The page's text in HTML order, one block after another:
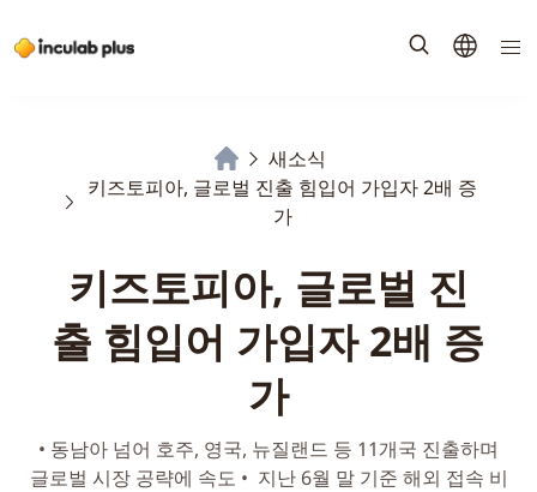
새소식
키즈토피아, 글로벌 진출 힘입어 가입자 2배 증
가
키즈토피아, 글로벌 진
출 힘입어 가입자 2배 증
가
• 동남아 넘어 호주, 영국, 뉴질랜드 등 11개국 진출하며
글로벌 시장 공략에 속도 • 지난 6월 말 기준 해외 접속 비